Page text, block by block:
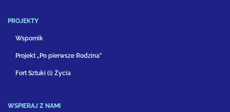
PROJEKTY
Wspornik
Projekt „Po pierwsze Rodzina”
Fort Sztuki (i) Życia
WSPIERAJ Z NAMI